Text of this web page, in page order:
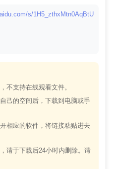
s/1H5_zthxMtn0AqBtU
不支持在线观看文件。
己的空间后，下载到电脑或手
相应的软件，将链接粘贴进去
请于下载后24小时内删除。请